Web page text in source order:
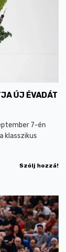
ÚJ ÉVADÁT
7-én
klasszikus
Szólj hozzá!